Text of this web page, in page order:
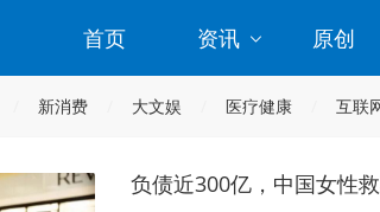
首页 资讯 原创
新消费 大文娱 医疗健康 互联
负债近300亿，中国女性